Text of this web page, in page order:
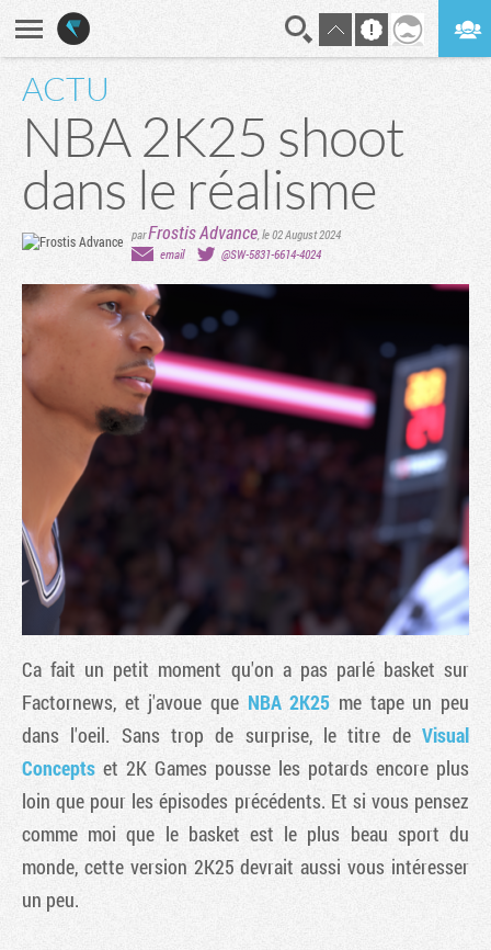
ACTU
NBA 2K25 shoot
dans le réalisme
parFrostis Advance,le 02 August 2024
email
@SW-5831-6614-4024
Ca fait un petit moment qu'on a pas parlé basket sur
Factornews, et j'avoue que NBA 2K25 me tape un peu
dans l'oeil. Sans trop de surprise, le titre de Visual
Concepts et 2K Games pousse les potards encore plus
loin que pour les épisodes précédents. Et si vous pensez
comme moi que le basket est le plus beau sport du
monde, cette version 2K25 devrait aussi vous intéresser
un peu.
Tribune